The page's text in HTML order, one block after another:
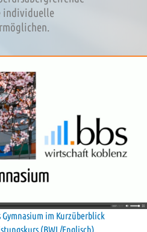
individuelle
im Kurzüberblick